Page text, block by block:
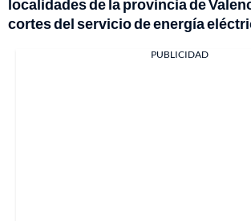
localidades de la provincia de
cortes del servicio de energía
PUBLICIDAD